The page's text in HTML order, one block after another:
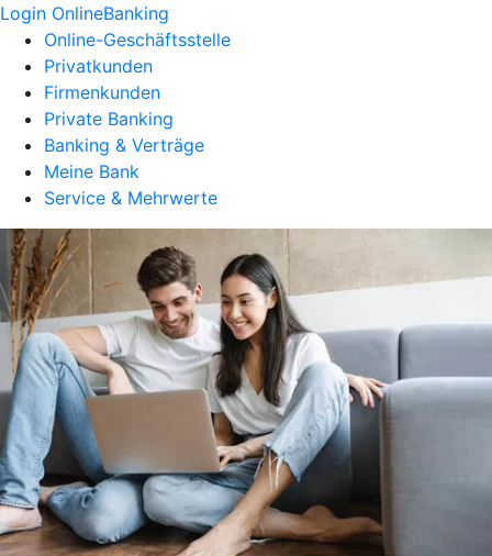
Login OnlineBanking
Online-Geschäftsstelle
Privatkunden
Firmenkunden
Private Banking
Banking & Verträge
Meine Bank
Service & Mehrwerte